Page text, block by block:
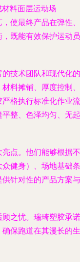
料面层运动场
使最终产品在弹性、
既能有效保护运动员
技术团队和现代化的
料摊铺、厚度控制、
格执行标准化作业流
整、色泽均匀、无起
点。他们能够根据不
健身）、场地基础条
针对性的产品方案与
之忧。瑞琦塑胶承诺
保跑道在其漫长的生